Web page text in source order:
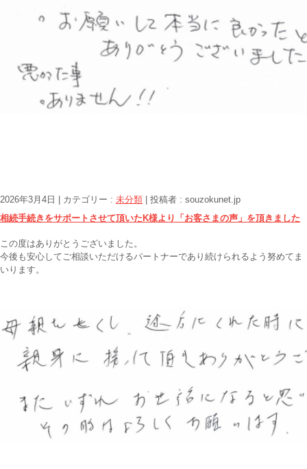
2026年3月4日 | カテゴリー : 未分類 | 投稿者 : souzokunet.jp
相続手続きをサポートさせて頂いたK様より「お客さまの声」を頂きました
この度はありがとうございました。
今後も安心してご相談いただけるパートナーであり続けられるよう努めてま
いります。